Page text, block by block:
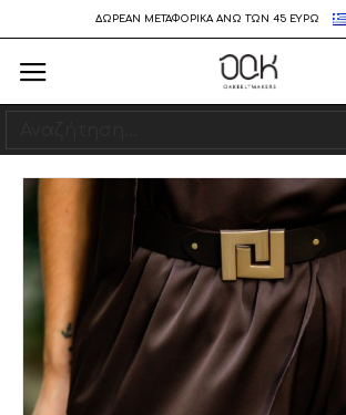
ΔΩΡΕΑΝ ΜΕΤΑΦΟΡΙΚΑ ΑΝΩ ΤΩΝ 45 ΕΥΡΩ